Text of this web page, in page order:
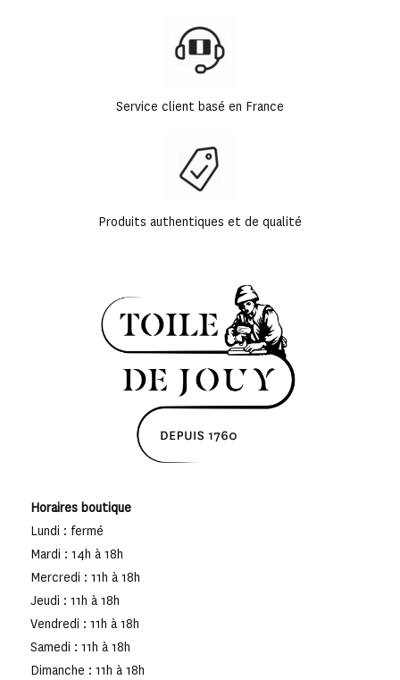
Service client basé en France
Produits authentiques et de qualité
Horaires boutique
Lundi : fermé
Mardi : 14h à 18h
Mercredi : 11h à 18h
Jeudi : 11h à 18h
Vendredi : 11h à 18h
Samedi : 11h à 18h
Dimanche : 11h à 18h